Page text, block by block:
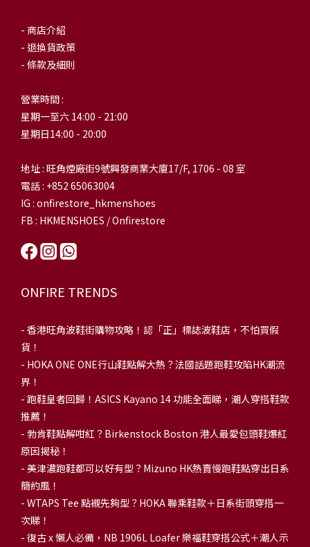
- 商店介紹
- 退換貨政策
- 條款及細則
營業時間 :
星期一至六 14:00 - 21:00
星期日14:00 - 20:00
地址 : 旺角煙廠街9號興發商業大廈17/F, 1706 - 08 室
電話 : +852 65063004
IG : onfirestore_hkmenshoes
FB : HKMENSHOES / Onfirestore
ONFIRE TRENDS
- 香港旺角波鞋街購物攻略！認「正」標誌波鞋店，不怕買假
貨！
- HOKA ONE ONE行山鞋點解大熱？法國話題跑鞋攻陷HK潮流
界！
- 跑鞋皇者回歸！ASICS Kayano 14 功能全面睇，潮人穿搭鞋款
推薦！
- 勃肯鞋點解咁紅？Birkenstock Boston 港人最愛包頭鞋爆紅
原因揭秘！
- 美津濃跑鞋都可以好有型？Mizuno HK熱賣慢跑鞋點穿出日系
簡約風！
- WTAPS Tee 點襯先夠型？HOKA 聯乘鞋款＋日系街頭穿搭一
次睇！
- 復古 x 懶人必備，NB 1906L Loafer 樂福鞋穿搭公式＋潮人示